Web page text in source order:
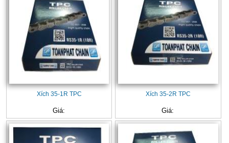
Xích 35-1R TPC
Giá:
Xích 35-2R TPC
Giá: